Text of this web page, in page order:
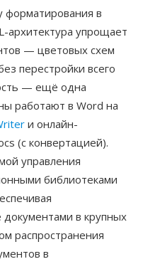
форматирования в
архитектура упрощает
— цветовых схем
перестройки всего
— ещё одна
работают в Word на
и онлайн-
(с конвертацией).
управления
библиотеками
в крупных
распространения
в